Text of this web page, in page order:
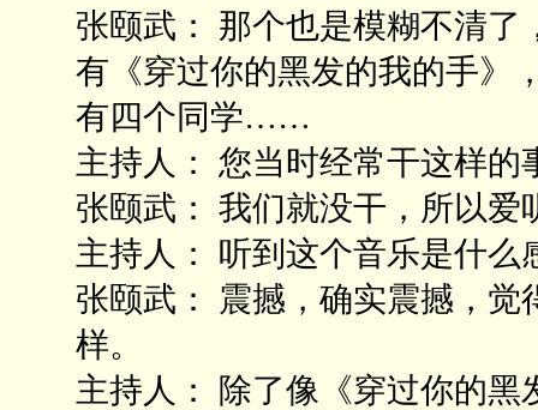
张颐武： 那个也是模糊不清
有《穿过你的黑发的我的手》
有四个同学……
主持人： 您当时经常干这样的
张颐武： 我们就没干，所以爱
主持人： 听到这个音乐是什么
张颐武： 震撼，确实震撼，
样。
主持人： 除了像《穿过你的